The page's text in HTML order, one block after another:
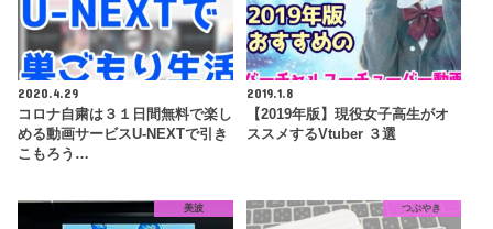
2020.4.29
コロナ自粛は３１日間無料で楽し
める動画サービスU-NEXTで引き
こもろう…
2019.1.8
【2019年版】現役女子高生がオ
ススメするVtuber ３選
美波 つぶやき